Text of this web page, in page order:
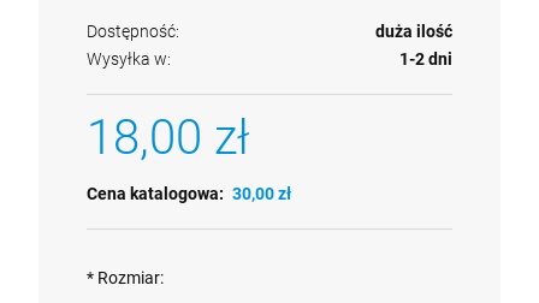
Dostępność:
duża ilość
Wysyłka w:
1-2 dni
18,00 zł
Cena katalogowa: 30,00 zł
* Rozmiar: